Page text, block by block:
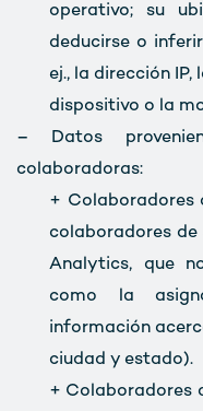
operativo; su
deducirse o
ej., la dirección
dispositivo o la
– Datos
colaboradoras:
+ Colaboradores
colaboradores
Analytics, que
como la
información
ciudad y estado).
+ Colaboradores